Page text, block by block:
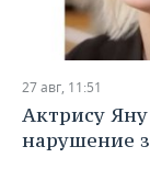
27 авг, 11:51
Актрису
нарушение